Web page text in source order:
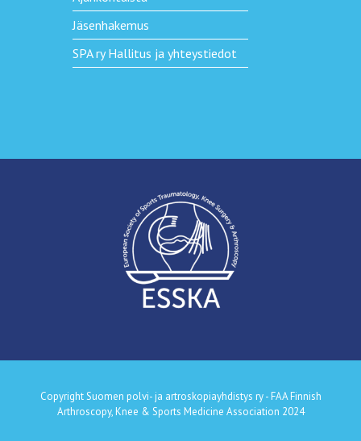
Jäsenhakemus
SPA ry Hallitus ja yhteystiedot
Copyright Suomen polvi- ja artroskopiayhdistys ry - FAA Finnish
Arthroscopy, Knee & Sports Medicine Association 2024